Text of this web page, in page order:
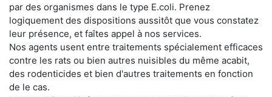
par des organismes dans le type E.coli. Prenez
logiquement des dispositions aussitôt que vous constatez
leur présence, et faîtes appel à nos services.
Nos agents usent entre traitements spécialement efficaces
contre les rats ou bien autres nuisibles du même acabit,
des rodenticides et bien d'autres traitements en fonction
de le cas.